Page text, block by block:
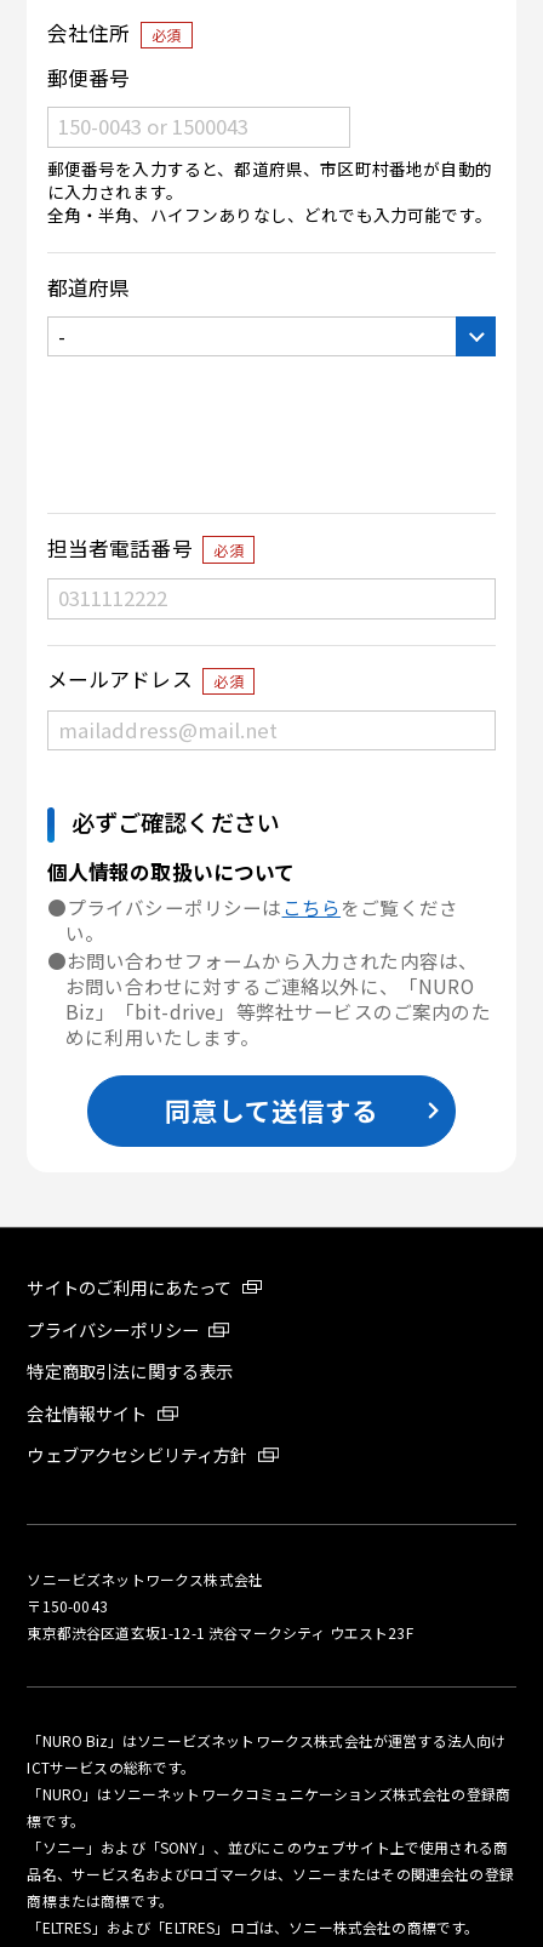
会社住所 必須
郵便番号
郵便番号を入力すると、都道府県、市区町村番地が自動的
に入力されます。
全角・半角、ハイフンありなし、どれでも入力可能です。
都道府県
担当者電話番号 必須
メールアドレス 必須
必ずご確認ください
個人情報の取扱いについて
●プライバシーポリシーはこちらをご覧くださ
い。
●お問い合わせフォームから入力された内容は、
お問い合わせに対するご連絡以外に、「NURO
Biz」「bit-drive」等弊社サービスのご案内のた
めに利用いたします。
同意して送信する
サイトのご利用にあたって
プライバシーポリシー
特定商取引法に関する表示
会社情報サイト
ウェブアクセシビリティ方針
ソニービズネットワークス株式会社
〒150-0043
東京都渋谷区道玄坂1-12-1 渋谷マークシティ ウエスト23F
「NURO Biz」はソニービズネットワークス株式会社が運営する法人向け
ICTサービスの総称です。
「NURO」はソニーネットワークコミュニケーションズ株式会社の登録商
標です。
「ソニー」および「SONY」、並びにこのウェブサイト上で使用される商
品名、サービス名およびロゴマークは、ソニーまたはその関連会社の登録
商標または商標です。
「ELTRES」および「ELTRES」ロゴは、ソニー株式会社の商標です。